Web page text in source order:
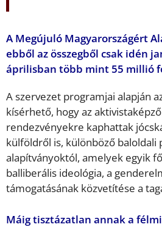
A Megújuló Magyarországért
ebből az összegből csak idén
áprilisban több mint 55 millió
A szervezet programjai alapján
kísérhető, hogy az
rendezvényekre kaphattak
külföldről is, különböző
alapítványoktól, amelyek egyik
balliberális ideológia, a
támogatásának közvetítése a
Máig tisztázatlan annak a